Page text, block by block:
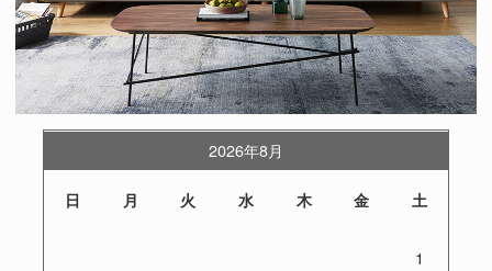
2026年8月
日 月 火 水 木 金 土
1